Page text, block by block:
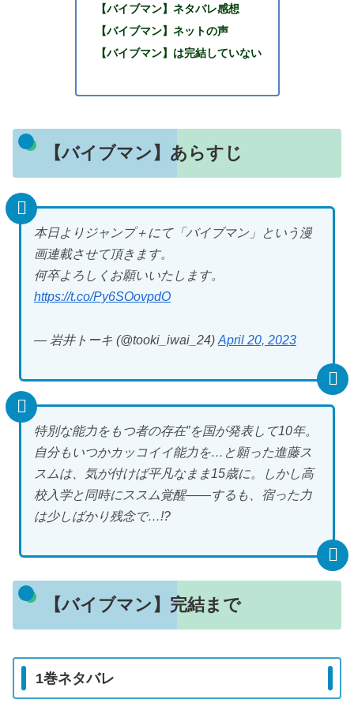
【バイブマン】ネタバレ感想
【バイブマン】ネットの声
【バイブマン】は完結していない
【バイブマン】あらすじ
本日よりジャンプ＋にて「バイブマン」という漫
画連載させて頂きます。
何卒よろしくお願いいたします。
https://t.co/Py6SOovpdO
— 岩井トーキ (@tooki_iwai_24)April 20, 2023
特別な能力をもつ者の存在”を国が発表して10年。
自分もいつかカッコイイ能力を…と願った進藤ス
スムは、気が付けば平凡なまま15歳に。しかし高
校入学と同時にススム覚醒――するも、宿った力
は少しばかり残念で…!?
【バイブマン】完結まで
1巻ネタバレ